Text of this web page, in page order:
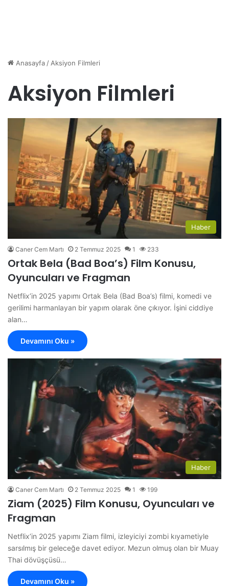
Anasayfa/Aksiyon Filmleri
Aksiyon Filmleri
Haber
Caner Cem Martı 2 Temmuz 2025 1 233
Ortak Bela (Bad Boa’s) Film Konusu,
Oyuncuları ve Fragman
Netflix’in 2025 yapımı Ortak Bela (Bad Boa’s) filmi, komedi ve
gerilimi harmanlayan bir yapım olarak öne çıkıyor. İşini ciddiye
alan…
Devamını Oku »
Haber
Caner Cem Martı 2 Temmuz 2025 1 199
Ziam (2025) Film Konusu, Oyuncuları ve
Fragman
Netflix’in 2025 yapımı Ziam filmi, izleyiciyi zombi kıyametiyle
sarsılmış bir geleceğe davet ediyor. Mezun olmuş olan bir Muay
Thai dövüşçüsü…
Devamını Oku »